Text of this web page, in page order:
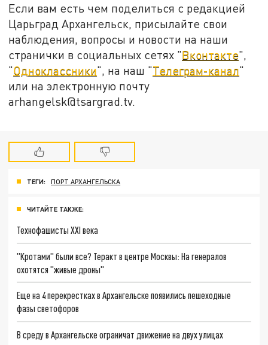
Если вам есть чем поделиться с редакцией
Царьград Архангельск, присылайте свои
наблюдения, вопросы и новости на наши
странички в социальных сетях "Вконтакте",
"Одноклассники", на наш "Телеграм-канал"
или на электронную почту
arhangelsk@tsargrad.tv.
ТЕГИ: ПОРТ АРХАНГЕЛЬСКА
ЧИТАЙТЕ ТАКЖЕ:
Технофашисты XXI века
"Кротами" были все? Теракт в центре Москвы: На генералов
охотятся "живые дроны"
Еще на 4 перекрестках в Архангельске появились пешеходные
фазы светофоров
В среду в Архангельске ограничат движение на двух улицах